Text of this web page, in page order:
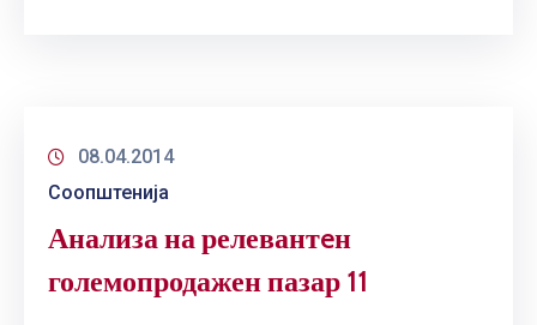
08.04.2014
Соопштенија
Анализа на релевантeн
големопродажен пазар 11